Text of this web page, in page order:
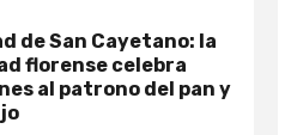
de San Cayetano: la
florense celebra
al patrono del pan y